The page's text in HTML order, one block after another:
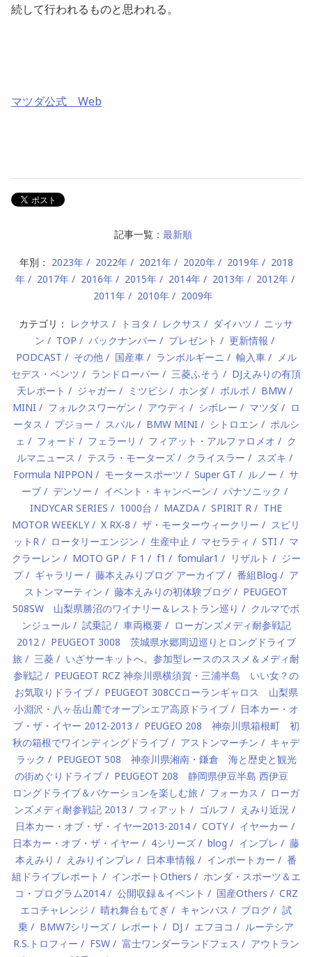
続して行われるものと思われる。
マツダ公式 Web
記事一覧： 最新順
年別： 2023年 2022年 2021年 2020年 2019年
2018
年
2017年 2016年 2015年 2014年 2013年
2012年
2011年
2010年 2009年
カテゴリ： レクサス トヨタ レクサス ダイハツ
ニッサ
ン
TOP バックナンバー プレゼント
更新情報
PODCAST
その他 国産車 ランボルギーニ 輸入車
メル
セデス・ベンツ
ランドローバー 三菱ふそう
DJえみりの有頂
天レポート
ジャガー ミツビシ ホンダ ボルボ
BMW
MINI
フォルクスワーゲン アウディ シボレー マツダ
ロ
ータス
プジョー スバル BMW MINI シトロエン
ポルシ
ェ
フォード フェラーリ フィアット・アルファロメオ
ク
ルマニュース
テスラ・モーターズ クライスラー
スズキ
Formula NIPPON
モータースポーツ Super GT ルノー
サ
ーブ
デンソー イベント・キャンペーン
パナソニック
INDYCAR SERIES
1000台 MAZDA SPIRIT R
THE
MOTOR WEEKLY
X RX-8 ザ・モーターウィークリー
スピリ
ットR
ロータリーエンジン 生産中止 マセラティ STI
マ
クラーレン
MOTO GP F 1 f1 fomular1 リザルト
ジー
プ
ギャラリー 藤本えみりブログ アーカイブ 番組Blog
ア
ストンマーティン
藤本えみりの初体験ブログ
PEUGEOT
508SW 山梨県勝沼のワイナリー＆レストラン巡り
クルマでボ
ンジュール
試乗記 車両概要
ローガンズメディ耐参戦記
2012
PEUGEOT 3008 茨城県水郷周辺巡りとロングドライブ
旅
三菱
いざサーキットへ。参加型レースのススメ＆メディ耐
参戦記
PEUGEOT RCZ 神奈川県横須賀・三浦半島 いい女？の
お気取りドライブ
PEUGEOT 308CCローランギャロス 山梨県
小淵沢・八ヶ岳山麓でオープンエア高原ドライブ
日本カー・オ
ブ・ザ・イヤー 2012-2013
PEUGEO 208 神奈川県箱根町 初
秋の箱根でワインディングドライブ
アストンマーチン
キャデ
ラック
PEUGEOT 508 神奈川県湘南・鎌倉 海と歴史と観光
の街めぐりドライブ
PEUGEOT 208 静岡県伊豆半島 西伊豆
ロングドライブ＆バケーションを楽しむ旅
フォーカス
ローガ
ンズメディ耐参戦記 2013
フィアット ゴルフ
えみり近況
日本カー・オブ・ザ・イヤー2013-2014
COTY
イヤーカー
日本カー・オブ・ザ・イヤー
4シリーズ blog インプレ
藤
本えみり
えみりインプレ 日本車情報 インポートカー
番
組ドライブレポート
インポートOthers
ホンダ・スポーツ＆エ
コ・プログラム2014
公開収録＆イベント 国産Others
CRZ
エコチャレンジ
晴れ舞台もてぎ キャンバス ブログ
試
乗
BMW7シリーズ レポート DJ エフヨコ
ルーテシア
R.S.トロフィー
FSW 富士ワンダーランドフェス
アウトラン